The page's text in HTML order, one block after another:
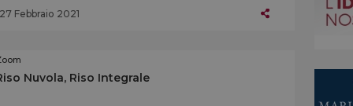
27 Febbraio 2021
Nuvola, Riso Integrale